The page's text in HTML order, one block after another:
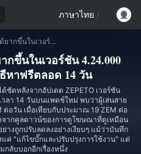
ภาษาไทย /
ZEPETO ZEMs หาได้ยากขึ้นในเวอร์ชัน 4.24.000 หรือไม่? ทดสอบวิธีหาฟรีตลอด 14 วัน
กขึ้นในเวอร์ชัน 4.24.000
หาฟรีตลอด 14 วัน
ชัดหลังจากอัปเดต ZEPETO เวอร์ชัน
ลา 14 วันบนแพตช์ใหม่ พบว่าผู้เล่นสาย
อวัน เมื่อเทียบกับประมาณ 19 ZEM ต่อ
จากคูลดาวน์ของการดูโฆษณาที่ดูเหมือน
างถูกปรับลดลงอย่างเงียบๆ แม้ว่าบันทึก
แค่ "แก้ไขบั๊กและปรับปรุงการใช้งาน" แต่
กลับบอกอีกเรื่องหนึ่ง